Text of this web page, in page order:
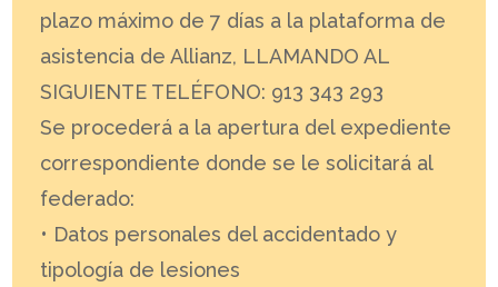
plazo máximo de 7 días a la plataforma de
asistencia de Allianz, LLAMANDO AL
SIGUIENTE TELÉFONO: 913 343 293
Se procederá a la apertura del expediente
correspondiente donde se le solicitará al
federado:
• Datos personales del accidentado y
tipología de lesiones